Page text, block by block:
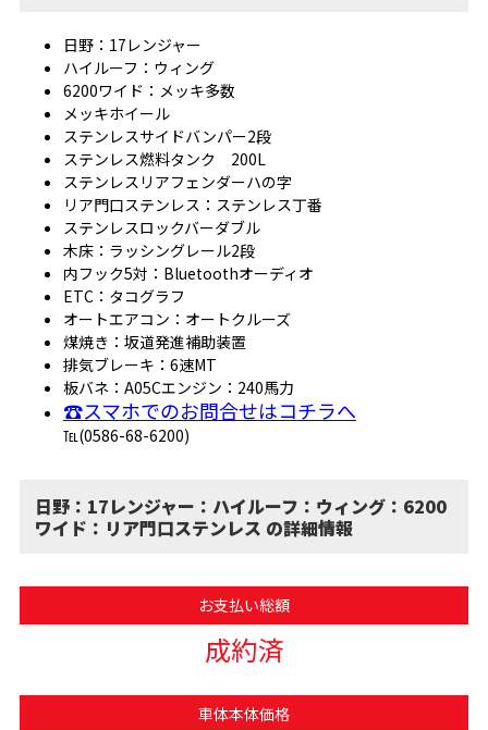
日野：17レンジャー
ハイルーフ：ウィング
6200ワイド：メッキ多数
メッキホイール
ステンレスサイドバンパー2段
ステンレス燃料タンク 200L
ステンレスリアフェンダーハの字
リア門口ステンレス：ステンレス丁番
ステンレスロックバーダブル
木床：ラッシングレール2段
内フック5対：Bluetoothオーディオ
ETC：タコグラフ
オートエアコン：オートクルーズ
煤焼き：坂道発進補助装置
排気ブレーキ：6速MT
板バネ：A05Cエンジン：240馬力
☎スマホでのお問合せはコチラへ
℡(0586-68-6200)
日野：17レンジャー：ハイルーフ：ウィング：6200
ワイド：リア門口ステンレス の詳細情報
お支払い総額
成約済
車体本体価格